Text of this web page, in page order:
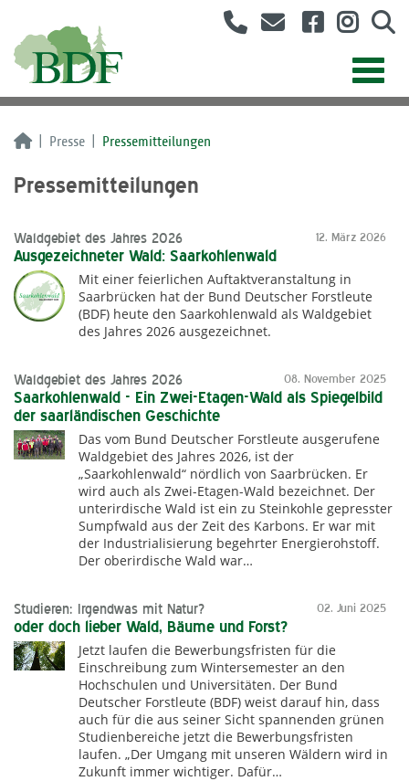
Presse Pressemitteilungen
Pressemitteilungen
12. März 2026
Waldgebiet des Jahres 2026
Ausgezeichneter Wald: Saarkohlenwald
Mit einer feierlichen Auftaktveranstaltung in
Saarbrücken hat der Bund Deutscher Forstleute
(BDF) heute den Saarkohlenwald als Waldgebiet
des Jahres 2026 ausgezeichnet.
08. November 2025
Waldgebiet des Jahres 2026
Saarkohlenwald - Ein Zwei-Etagen-Wald als Spiegelbild
der saarländischen Geschichte
Das vom Bund Deutscher Forstleute ausgerufene
Waldgebiet des Jahres 2026, ist der
„Saarkohlenwald“ nördlich von Saarbrücken. Er
wird auch als Zwei-Etagen-Wald bezeichnet. Der
unterirdische Wald ist ein zu Steinkohle gepresster
Sumpfwald aus der Zeit des Karbons. Er war mit
der Industrialisierung begehrter Energierohstoff.
Der oberirdische Wald war…
02. Juni 2025
Studieren: Irgendwas mit Natur?
oder doch lieber Wald, Bäume und Forst?
Jetzt laufen die Bewerbungsfristen für die
Einschreibung zum Wintersemester an den
Hochschulen und Universitäten. Der Bund
Deutscher Forstleute (BDF) weist darauf hin, dass
auch für die aus seiner Sicht spannenden grünen
Studienbereiche jetzt die Bewerbungsfristen
laufen. „Der Umgang mit unseren Wäldern wird in
Zukunft immer wichtiger. Dafür…